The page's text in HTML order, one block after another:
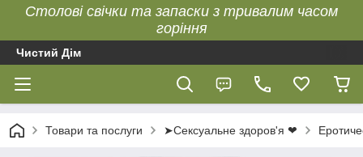
Столові свічки та запаски з тривалим часом
горіння
Чистий Дім
Товари та послуги ➤Сексуальне здоров'я ❤